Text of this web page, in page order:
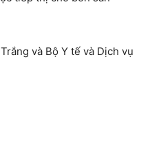
và Bộ Y tế và Dịch vụ